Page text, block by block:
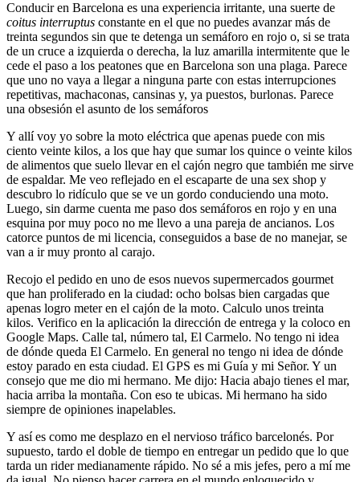
Conducir en Barcelona es una experiencia irritante, una suerte de
coitus interruptus constante en el que no puedes avanzar más de
treinta segundos sin que te detenga un semáforo en rojo o, si se trata
de un cruce a izquierda o derecha, la luz amarilla intermitente que le
cede el paso a los peatones que en Barcelona son una plaga. Parece
que uno no vaya a llegar a ninguna parte con estas interrupciones
repetitivas, machaconas, cansinas y, ya puestos, burlonas. Parece
una obsesión el asunto de los semáforos
Y allí voy yo sobre la moto eléctrica que apenas puede con mis
ciento veinte kilos, a los que hay que sumar los quince o veinte kilos
de alimentos que suelo llevar en el cajón negro que también me sirve
de espaldar. Me veo reflejado en el escaparte de una sex shop y
descubro lo ridículo que se ve un gordo conduciendo una moto.
Luego, sin darme cuenta me paso dos semáforos en rojo y en una
esquina por muy poco no me llevo a una pareja de ancianos. Los
catorce puntos de mi licencia, conseguidos a base de no manejar, se
van a ir muy pronto al carajo.
Recojo el pedido en uno de esos nuevos supermercados gourmet
que han proliferado en la ciudad: ocho bolsas bien cargadas que
apenas logro meter en el cajón de la moto. Calculo unos treinta
kilos. Verifico en la aplicación la dirección de entrega y la coloco en
Google Maps. Calle tal, número tal, El Carmelo. No tengo ni idea
de dónde queda El Carmelo. En general no tengo ni idea de dónde
estoy parado en esta ciudad. El GPS es mi Guía y mi Señor. Y un
consejo que me dio mi hermano. Me dijo: Hacia abajo tienes el mar,
hacia arriba la montaña. Con eso te ubicas. Mi hermano ha sido
siempre de opiniones inapelables.
Y así es como me desplazo en el nervioso tráfico barcelonés. Por
supuesto, tardo el doble de tiempo en entregar un pedido que lo que
tarda un rider medianamente rápido. No sé a mis jefes, pero a mí me